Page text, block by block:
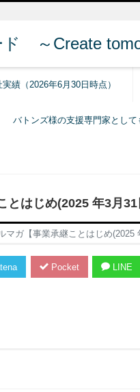
～Create
実績（2026年6月30日時点）
バトンズ様の支援専門家として
はじめ(2025 年3月31
マガ【事業承継ことはじめ(2025
Pocket LINE